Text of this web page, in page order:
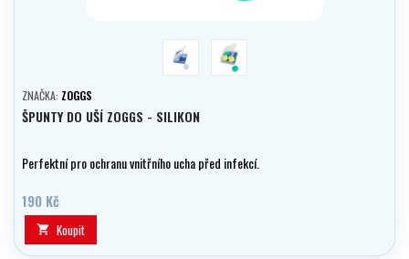
transparentníaqua/žlutá
ZNAČKA: ZOGGS
ŠPUNTY DO UŠÍ ZOGGS - SILIKON
Perfektní pro ochranu vnitřního ucha před infekcí.
190 Kč
 Koupit